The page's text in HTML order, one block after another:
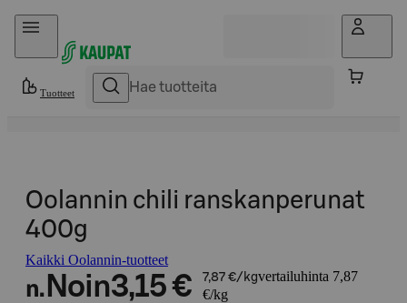
Hyppää sisältöön
Tuotteet
Oolannin chili ranskanperunat
400g
Kaikki Oolannin-tuotteet
n. Noin3,15 € 7,87 €/kgvertailuhinta 7,87
€/kg